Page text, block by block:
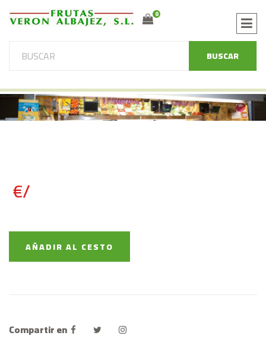
0
BUSCAR
€/
AÑADIR AL CESTO
Compartir en